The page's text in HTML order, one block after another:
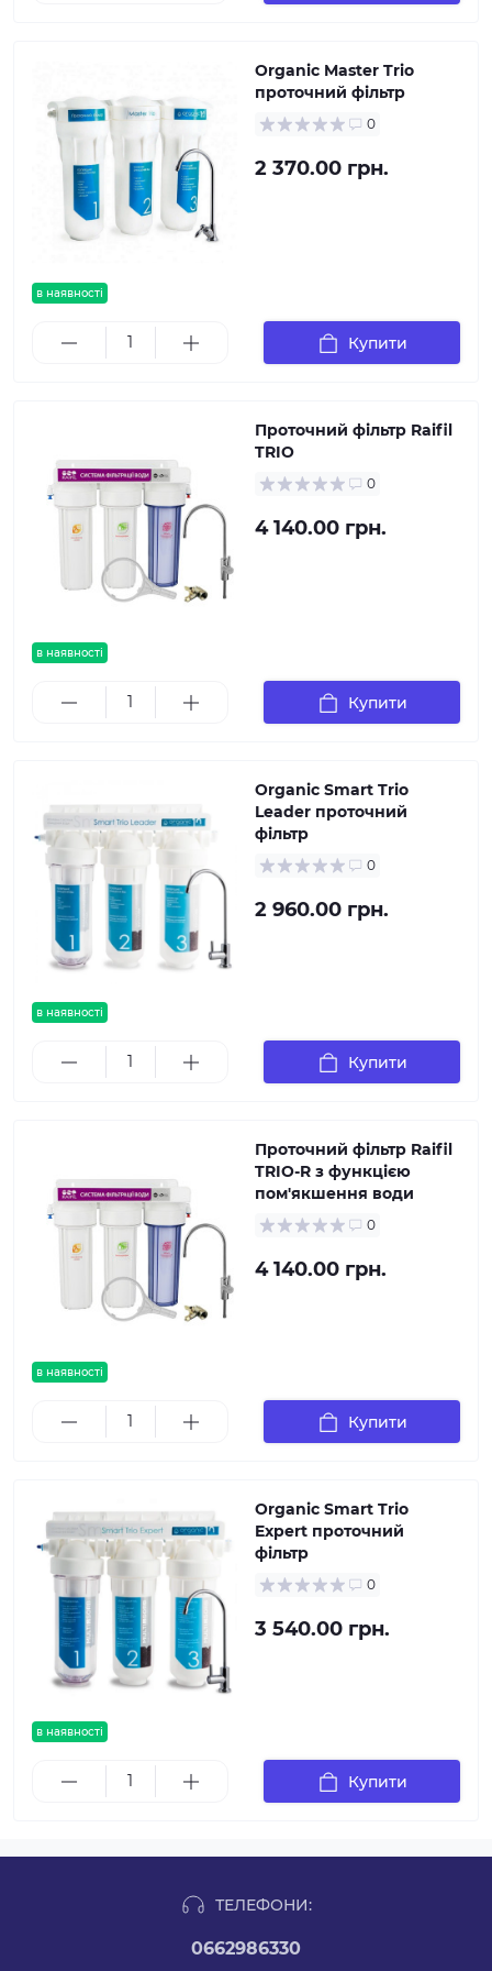
в наявності
Organic Master Trio
проточний фільтр
0
2 370.00 грн.
Купити
в наявності
Проточний фільтр Raifil
TRIO
0
4 140.00 грн.
Купити
в наявності
Organic Smart Trio
Leader проточний
фільтр
0
2 960.00 грн.
Купити
в наявності
Проточний фільтр Raifil
TRIO-R з функцією
пом'якшення води
0
4 140.00 грн.
Купити
в наявності
Organic Smart Trio
Expert проточний
фільтр
0
3 540.00 грн.
Купити
ТЕЛЕФОНИ:
0662986330